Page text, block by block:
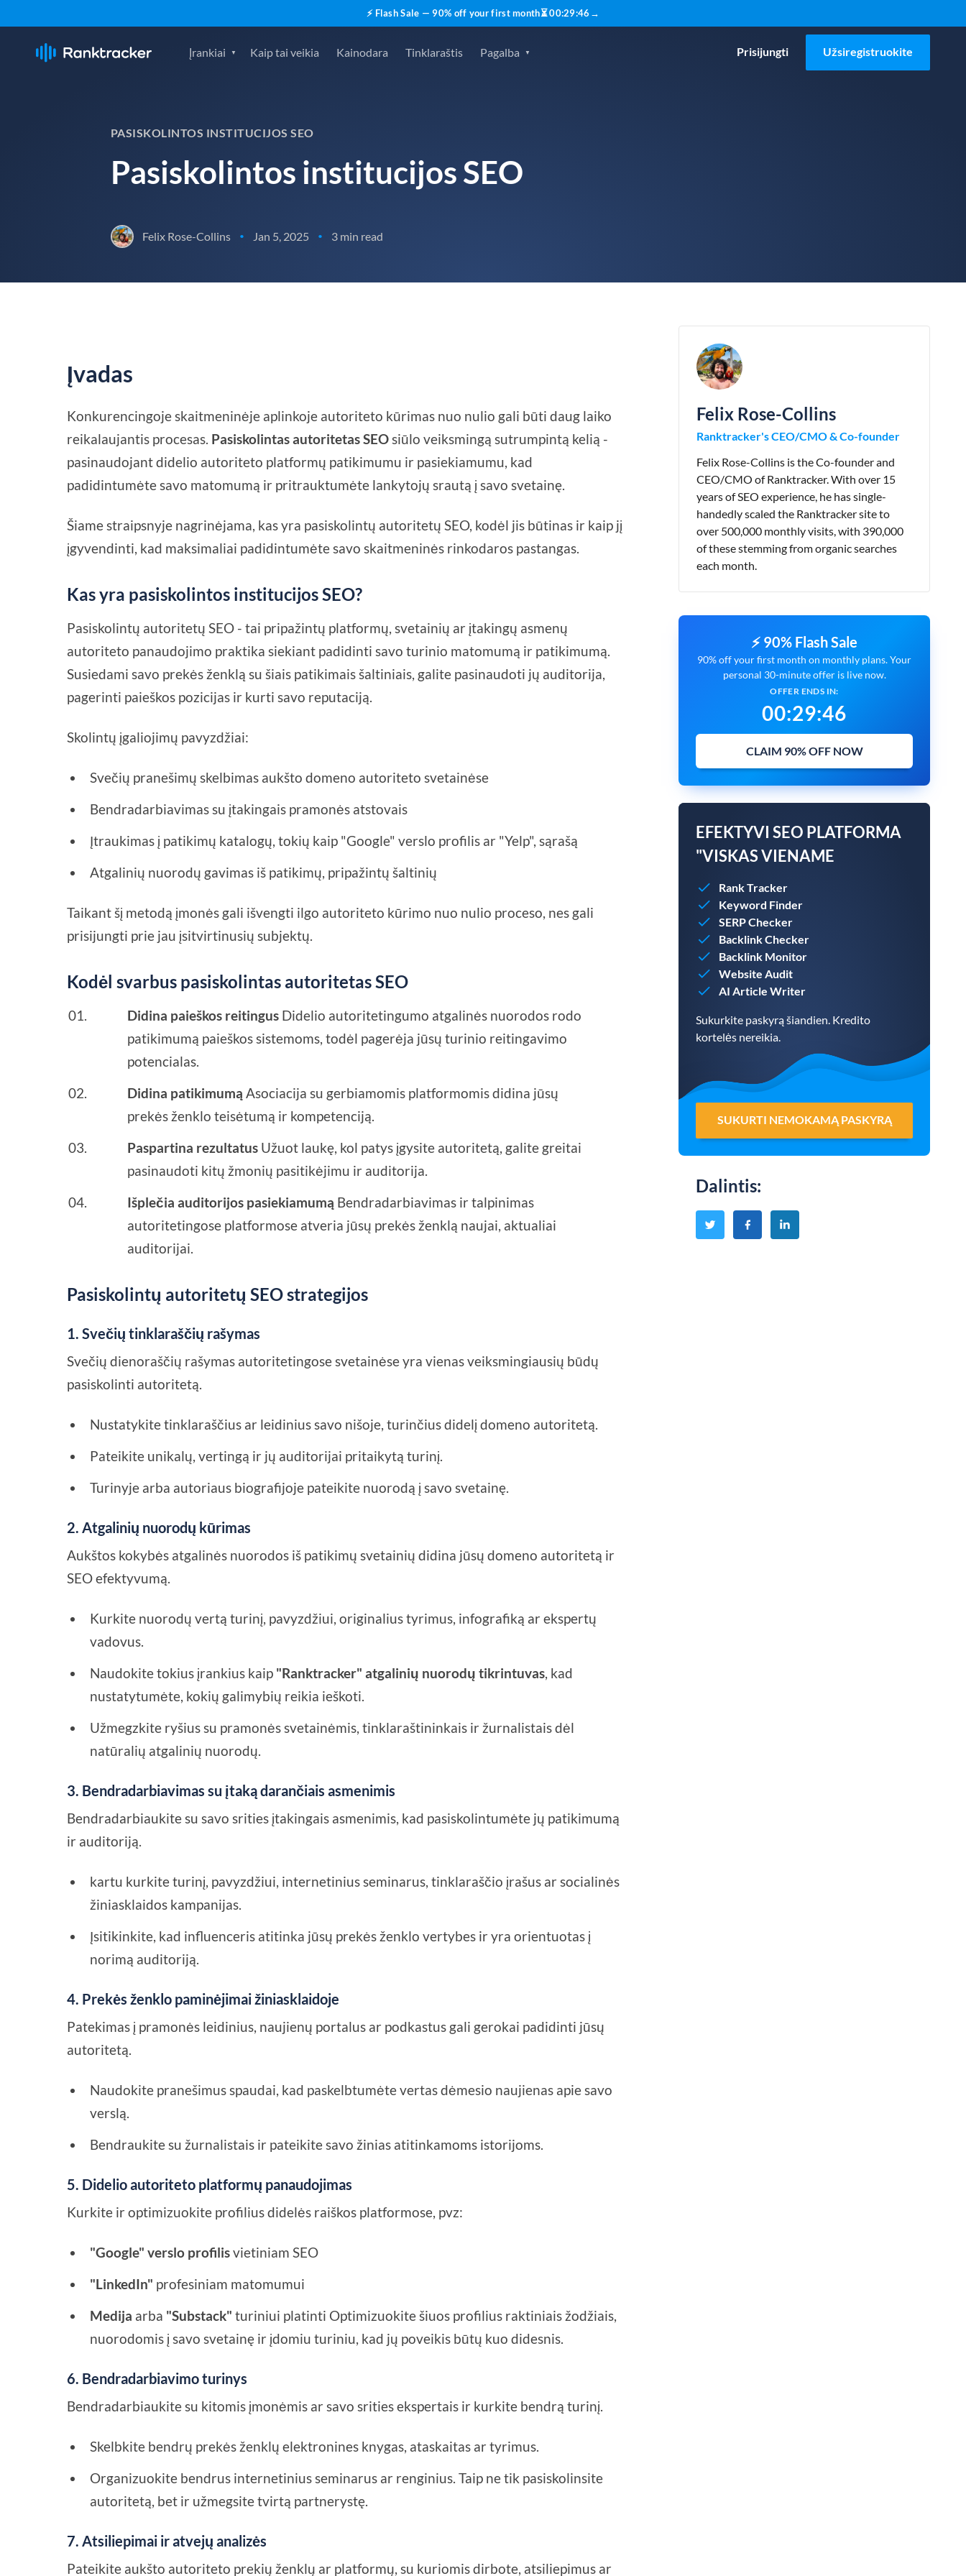
⚡ Flash Sale — 90% off your first month⏳00:29:45 →
Įrankiai Kaip tai veikia Kainodara Tinklaraštis Pagalba Prisijungti Užsiregistruokite
PASISKOLINTOS INSTITUCIJOS SEO
Pasiskolintos institucijos SEO
Felix Rose-Collins • Jan 5, 2025 • 3 min read
Įvadas
Konkurencingoje skaitmeninėje aplinkoje autoriteto kūrimas nuo nulio gali būti daug laiko
reikalaujantis procesas. Pasiskolintas autoritetas SEOsiūlo veiksmingą sutrumpintą kelią -
pasinaudojant didelio autoriteto platformų patikimumu ir pasiekiamumu, kad
padidintumėte savo matomumą ir pritrauktumėte lankytojų srautą į savo svetainę.
Šiame straipsnyje nagrinėjama, kas yra pasiskolintų autoritetų SEO, kodėl jis būtinas ir kaip jį
įgyvendinti, kad maksimaliai padidintumėte savo skaitmeninės rinkodaros pastangas.
Kas yra pasiskolintos institucijos SEO?
Pasiskolintų autoritetų SEO - tai pripažintų platformų, svetainių ar įtakingų asmenų
autoriteto panaudojimo praktika siekiant padidinti savo turinio matomumą ir patikimumą.
Susiedami savo prekės ženklą su šiais patikimais šaltiniais, galite pasinaudoti jų auditorija,
pagerinti paieškos pozicijas ir kurti savo reputaciją.
Skolintų įgaliojimų pavyzdžiai:
Svečių pranešimų skelbimas aukšto domeno autoriteto svetainėse
Bendradarbiavimas su įtakingais pramonės atstovais
Įtraukimas į patikimų katalogų, tokių kaip "Google" verslo profilis ar "Yelp", sąrašą
Atgalinių nuorodų gavimas iš patikimų, pripažintų šaltinių
Taikant šį metodą įmonės gali išvengti ilgo autoriteto kūrimo nuo nulio proceso, nes gali
prisijungti prie jau įsitvirtinusių subjektų.
Kodėl svarbus pasiskolintas autoritetas SEO
Didina paieškos reitingus Didelio autoritetingumo atgalinės nuorodos rodo
patikimumą paieškos sistemoms, todėl pagerėja jūsų turinio reitingavimo
potencialas.
Didina patikimumą Asociacija su gerbiamomis platformomis didina jūsų
prekės ženklo teisėtumą ir kompetenciją.
Paspartina rezultatus Užuot laukę, kol patys įgysite autoritetą, galite greitai
pasinaudoti kitų žmonių pasitikėjimu ir auditorija.
Išplečia auditorijos pasiekiamumą Bendradarbiavimas ir talpinimas
autoritetingose platformose atveria jūsų prekės ženklą naujai, aktualiai
auditorijai.
Pasiskolintų autoritetų SEO strategijos
1. Svečių tinklaraščių rašymas
Svečių dienoraščių rašymas autoritetingose svetainėse yra vienas veiksmingiausių būdų
pasiskolinti autoritetą.
Nustatykite tinklaraščius ar leidinius savo nišoje, turinčius didelį domeno autoritetą.
Pateikite unikalų, vertingą ir jų auditorijai pritaikytą turinį.
Turinyje arba autoriaus biografijoje pateikite nuorodą į savo svetainę.
2. Atgalinių nuorodų kūrimas
Aukštos kokybės atgalinės nuorodos iš patikimų svetainių didina jūsų domeno autoritetą ir
SEO efektyvumą.
Kurkite nuorodų vertą turinį, pavyzdžiui, originalius tyrimus, infografiką ar ekspertų
vadovus.
Naudokite tokius įrankius kaip "Ranktracker" atgalinių nuorodų tikrintuvas, kad
nustatytumėte, kokių galimybių reikia ieškoti.
Užmegzkite ryšius su pramonės svetainėmis, tinklaraštininkais ir žurnalistais dėl
natūralių atgalinių nuorodų.
3. Bendradarbiavimas su įtaką darančiais asmenimis
Bendradarbiaukite su savo srities įtakingais asmenimis, kad pasiskolintumėte jų patikimumą
ir auditoriją.
kartu kurkite turinį, pavyzdžiui, internetinius seminarus, tinklaraščio įrašus ar socialinės
žiniasklaidos kampanijas.
Įsitikinkite, kad influenceris atitinka jūsų prekės ženklo vertybes ir yra orientuotas į
norimą auditoriją.
4. Prekės ženklo paminėjimai žiniasklaidoje
Patekimas į pramonės leidinius, naujienų portalus ar podkastus gali gerokai padidinti jūsų
autoritetą.
Naudokite pranešimus spaudai, kad paskelbtumėte vertas dėmesio naujienas apie savo
verslą.
Bendraukite su žurnalistais ir pateikite savo žinias atitinkamoms istorijoms.
5. Didelio autoriteto platformų panaudojimas
Kurkite ir optimizuokite profilius didelės raiškos platformose, pvz:
"Google" verslo profilisvietiniam SEO
"LinkedIn" profesiniam matomumui
Medija arba "Substack" turiniui platinti Optimizuokite šiuos profilius raktiniais žodžiais,
nuorodomis į savo svetainę ir įdomiu turiniu, kad jų poveikis būtų kuo didesnis.
6. Bendradarbiavimo turinys
Bendradarbiaukite su kitomis įmonėmis ar savo srities ekspertais ir kurkite bendrą turinį.
Skelbkite bendrų prekės ženklų elektronines knygas, ataskaitas ar tyrimus.
Organizuokite bendrus internetinius seminarus ar renginius. Taip ne tik pasiskolinsite
autoritetą, bet ir užmegsite tvirtą partnerystę.
7. Atsiliepimai ir atvejų analizės
Pateikite aukšto autoriteto prekių ženklų ar platformų, su kuriomis dirbote, atsiliepimus ar
Felix Rose-Collins
Ranktracker's CEO/CMO & Co-founder
Felix Rose-Collins is the Co-founder and
CEO/CMO of Ranktracker. With over 15
years of SEO experience, he has single-
handedly scaled the Ranktracker site to
over 500,000 monthly visits, with 390,000
of these stemming from organic searches
each month.
⚡ 90% Flash Sale
90% off your first month on monthly plans. Your
personal 30-minute offer is live now.
OFFER ENDS IN:
00:29:45
CLAIM 90% OFF NOW
EFEKTYVI SEO PLATFORMA
"VISKAS VIENAME
Rank Tracker
Keyword Finder
SERP Checker
Backlink Checker
Backlink Monitor
Website Audit
AI Article Writer
Sukurkite paskyrą šiandien. Kredito
kortelės nereikia.
SUKURTI NEMOKAMĄ PASKYRĄ
Dalintis: